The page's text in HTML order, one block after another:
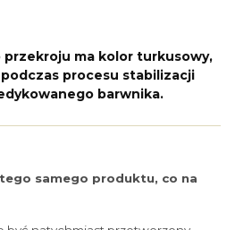
przekroju ma kolor turkusowy,
procesu stabilizacji
barwnika.
samego produktu, co na